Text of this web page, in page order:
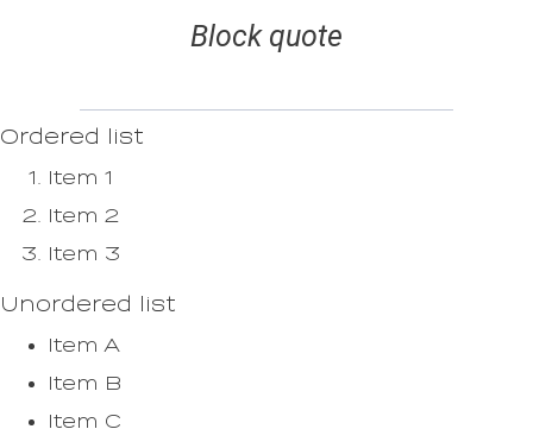
Block quote
Ordered list
Item 1
Item 2
Item 3
Unordered list
Item A
Item B
Item C